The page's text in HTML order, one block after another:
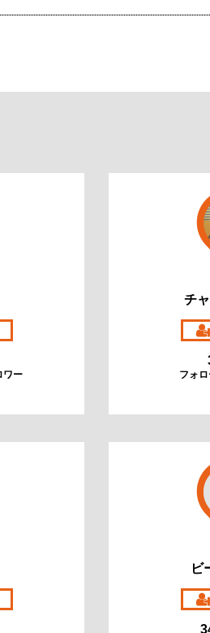
ー
チ
フォ
ビ